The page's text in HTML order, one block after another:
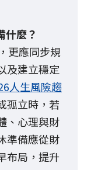
什麼？
更應同步規
及建立穩定
人生風險趨
孤立時，若
、心理與財
準備應從財
布局，提升